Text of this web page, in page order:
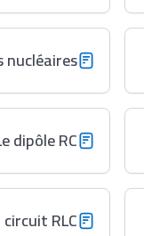
dipôle RC
RLC